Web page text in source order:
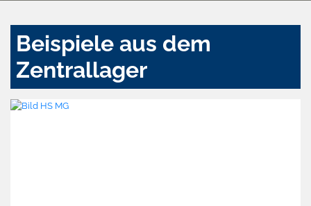
Beispiele aus dem
Zentrallager